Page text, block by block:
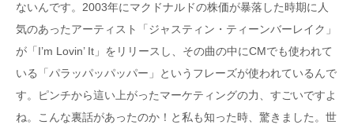
ないんです。2003年にマクドナルドの株価が暴落した時期に人
気のあったアーティスト「ジャスティン・ティーンバーレイク」
が「I’m Lovin’ It」をリリースし、その曲の中にCMでも使われて
いる「パラッパッパッパー」というフレーズが使われているんで
す。ピンチから這い上がったマーケティングの力、すごいですよ
ね。こんな裏話があったのか！と私も知った時、驚きました。世